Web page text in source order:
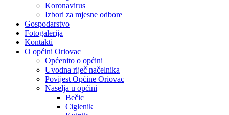
Koronavirus
Izbori za mjesne odbore
Gospodarstvo
Fotogalerija
Kontakti
O općini Oriovac
Općenito o općini
Uvodna riječ načelnika
Povijest Općine Oriovac
Naselja u općini
Bečic
Ciglenik